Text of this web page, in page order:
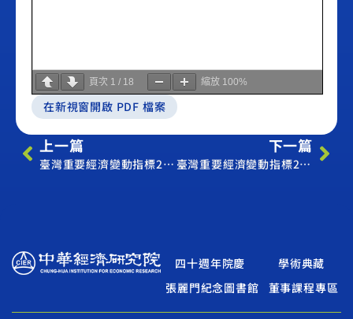
頁次 1 / 18 縮放 100%
在新視窗開啟 PDF 檔案
上一篇
臺灣重要經濟變動指標2008年3月（Economic Indicator March, 2008）
下一篇
臺灣重要經濟變動指標2008年5月（Economic Indicator May. 2008）
四十週年院慶
學術典藏
張麗門紀念圖書館
董事課程專區